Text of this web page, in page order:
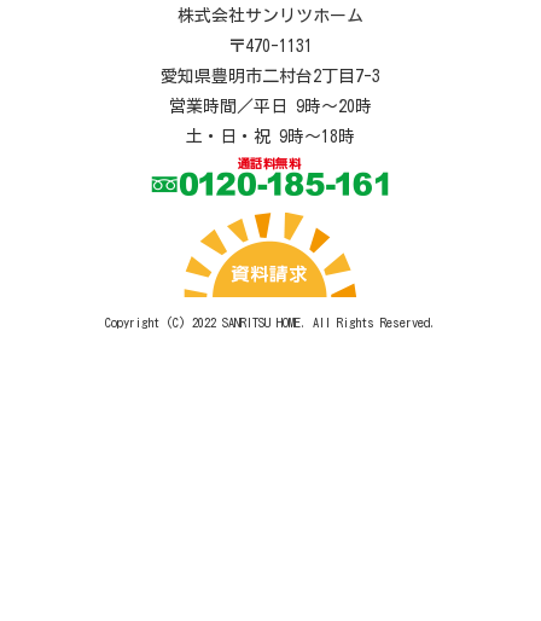
株式会社サンリツホーム
〒470-1131
愛知県豊明市二村台2丁目7-3
営業時間／平日 9時～20時
土・日・祝 9時～18時
Copyright (C) 2022 SANRITSU HOME . All Rights Reserved.